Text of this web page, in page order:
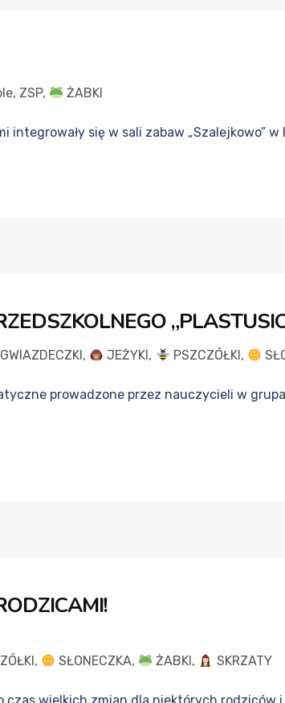
, ZSP, ŻABKI
się w sali zabaw „Szalejkowo” w
GWIAZDECZKI, JEŻYKI, PSZCZÓŁKI,
prowadzone przez nauczycieli w
, SŁONECZKA, ŻABKI, SKRZATY